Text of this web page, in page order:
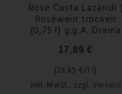
Rosé Costa Lazaridi |
Roséwein trocken
(0,75 l) g.g.A. Drama
17,89 €
(23,85 €/1 l)
inkl. MwSt., zzgl. Versand